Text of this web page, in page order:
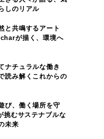
しのリアル
と共鳴するアート
が描く、環境へ
ナチュラルな働き
読み解くこれからの
び、働く場所を守
挑むサステナブルな
未来